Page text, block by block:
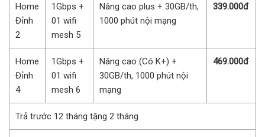
Home
Đỉnh
2
1Gbps +
01 wifi
mesh 5
Nâng cao plus + 30GB/th,
1000 phút nội mạng
339.000đ
Home
Đỉnh
4
1Gbps +
01 wifi
mesh 6
Nâng cao (Có K+) +
30GB/th, 1000 phút nội
mạng
469.000đ
Trả trước 12 tháng tặng 2 tháng